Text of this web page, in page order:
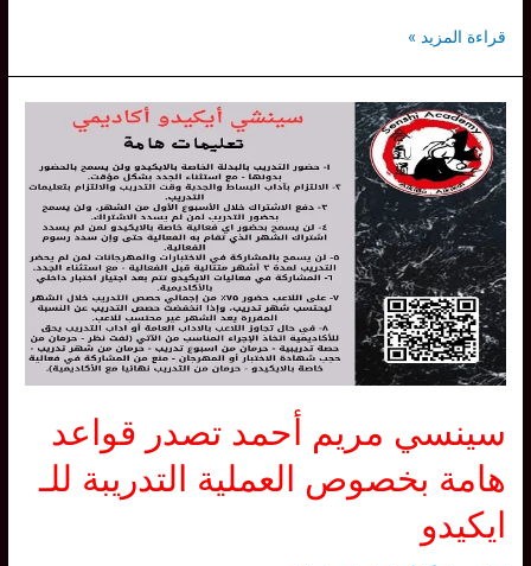
سينشي
سماح
فرغلي
حصولها
على
درجة
الـ
شودان
في
الـ
ايكيدو
قراءة المزيد »
سينسي مريم أحمد تصدر قواعد
هامة بخصوص العملية التدريبة للـ
ايكيدو